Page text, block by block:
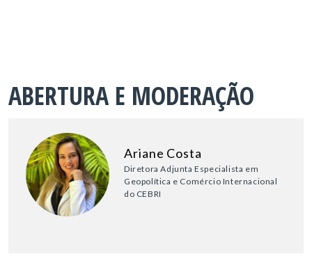
ABERTURA E MODERAÇÃO
Ariane Costa
Diretora Adjunta Especialista em
Geopolítica e Comércio Internacional
do CEBRI